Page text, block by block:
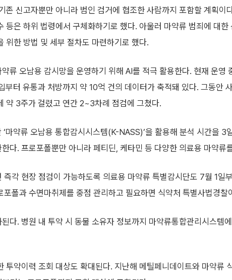
존 신고자뿐만 아니라 범인 검거에 협조한 사람까지 포함할 계획이
등은 하위 법령에서 구체화하기로 했다. 아울러 마약류 범죄에 대
위한 방법 및 세부 절차도 마련하기로 했다.
류 오남용 감시망을 운영하기 위해 AI를 적극 활용한다. 현재 운영
부터 유통과 처방까지 약 10억 건의 데이터가 축적돼 있다. 그동안
약 3주가 걸렸고 연간 2~3차례 점검에 그쳤다.
‘마약류 오남용 통합감시시스템(K-NASS)’을 활용해 분석 시간을 3
다. 프로포폴뿐만 아니라 페티딘, 케타민 등 다양한 의료용 마약류
즉각 현장 점검이 가능하도록 의료용 마약류 특별감시단도 7월 1일
포폴과 수면마취제를 중점 관리하고 필요하면 식약처 특별사법경찰
다. 병원 내 투약 시 동물 소유자 정보까지 마약류통합관리시스템
투약이력 조회 대상도 확대된다. 지난해 메틸페니데이트와 마약류